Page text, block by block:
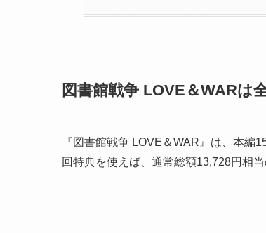
図書館戦争 LOVE＆WARは
『図書館戦争 LOVE＆WAR』は、本
回特典を使えば、通常総額13,728円相